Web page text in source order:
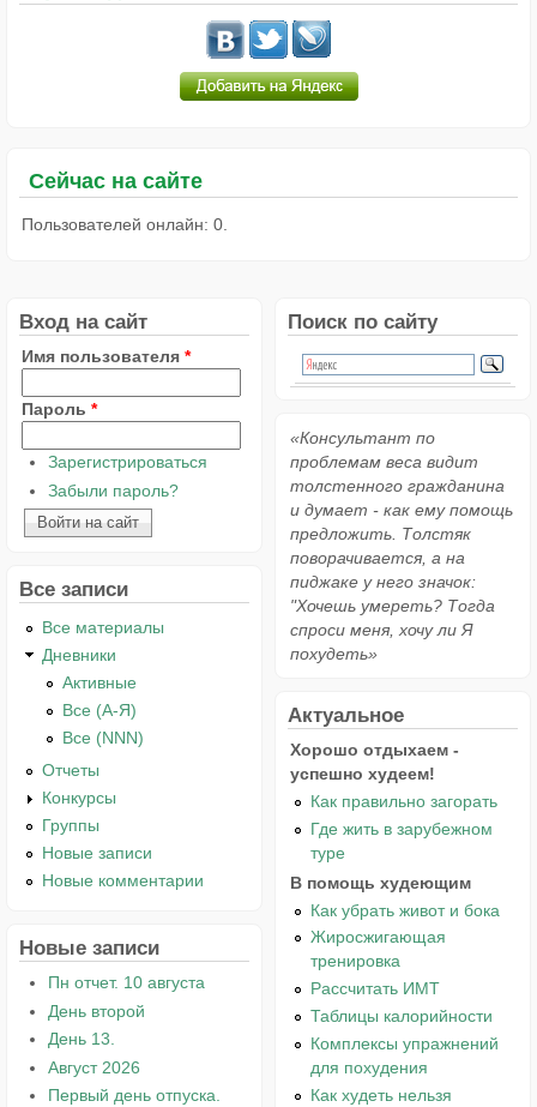
Сейчас на сайте
Пользователей онлайн: 0.
Вход на сайт
Имя пользователя *
Пароль *
Зарегистрироваться
Забыли пароль?
Все записи
Все материалы
Дневники
Активные
Все (А-Я)
Все (NNN)
Отчеты
Конкурсы
Группы
Новые записи
Новые комментарии
Новые записи
Пн отчет. 10 августа
День второй
День 13.
Август 2026
Первый день отпуска.
Поиск по сайту
«Консультант по
проблемам веса видит
толстенного гражданина
и думает - как ему помощь
предложить. Толстяк
поворачивается, а на
пиджаке у него значок:
"Хочешь умереть? Тогда
спроси меня, хочу ли Я
похудеть»
Актуальное
Хорошо отдыхаем -
успешно худеем!
Как правильно загорать
Где жить в зарубежном
туре
В помощь худеющим
Как убрать живот и бока
Жиросжигающая
тренировка
Рассчитать ИМТ
Таблицы калорийности
Комплексы упражнений
для похудения
Как худеть нельзя